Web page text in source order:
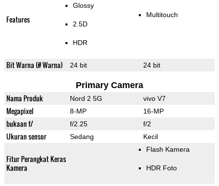
Features
Glossy
2.5D
HDR
Multitouch
Bit Warna (# Warna) 24 bit 24 bit
Primary Camera
Nama Produk Nord 2 5G vivo V7
Megapixel 8-MP 16-MP
bukaan f/ f/2.25 f/2
Ukuran sensor Sedang Kecil
Fitur Perangkat Keras
Kamera
Flash Kamera
HDR Foto